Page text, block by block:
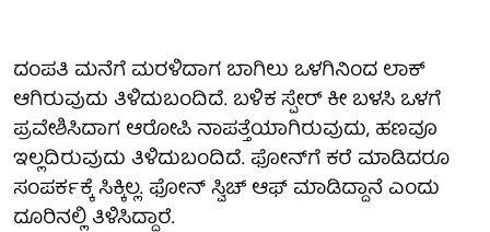
ದಂಪತಿ ಮನೆಗೆ ಮರಳಿದಾಗ ಬಾಗಿಲು ಒಳಗಿನಿಂದ ಲಾಕ್
ಆಗಿರುವುದು ತಿಳಿದುಬಂದಿದೆ. ಬಳಿಕ ಸ್ಪೇರ್ ಕೀ ಬಳಸಿ ಒಳಗೆ
ಪ್ರವೇಶಿಸಿದಾಗ ಆರೋಪಿ ನಾಪತ್ತೆಯಾಗಿರುವುದು, ಹಣವೂ
ಇಲ್ಲದಿರುವುದು ತಿಳಿದುಬಂದಿದೆ. ಫೋನ್‌ಗೆ ಕರೆ ಮಾಡಿದರೂ
ಸಂಪರ್ಕಕ್ಕೆ ಸಿಕ್ಕಿಲ್ಲ. ಫೋನ್ ಸ್ವಿಚ್ ಆಫ್ ಮಾಡಿದ್ದಾನೆ ಎಂದು
ದೂರಿನಲ್ಲಿ ತಿಳಿಸಿದ್ದಾರೆ.